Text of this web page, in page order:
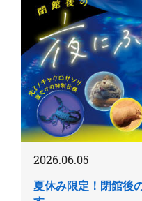
2026.06.05
夏休み限定！閉館後